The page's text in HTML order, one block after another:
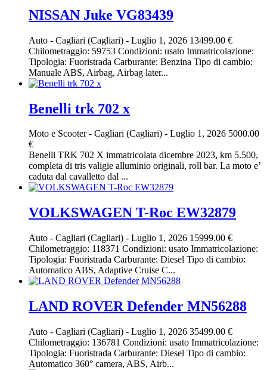
NISSAN Juke VG83439
Auto - Cagliari (Cagliari) - Luglio 1, 2026 13499.00 €
Chilometraggio: 59753 Condizioni: usato Immatricolazione:
Tipologia: Fuoristrada Carburante: Benzina Tipo di cambio:
Manuale ABS, Airbag, Airbag later...
Benelli trk 702 x
Moto e Scooter- Cagliari (Cagliari) - Luglio 1, 2026 5000.00
€
Benelli TRK 702 X immatricolata dicembre 2023, km 5.500,
completa di tris valigie alluminio originali, roll bar. La moto e’
caduta dal cavalletto dal ...
VOLKSWAGEN T-Roc EW32879
Auto - Cagliari (Cagliari) - Luglio 1, 2026 15999.00 €
Chilometraggio: 118371 Condizioni: usato Immatricolazione:
Tipologia: Fuoristrada Carburante: Diesel Tipo di cambio:
Automatico ABS, Adaptive Cruise C...
LAND ROVER Defender MN56288
Auto - Cagliari (Cagliari) - Luglio 1, 2026 35499.00 €
Chilometraggio: 136781 Condizioni: usato Immatricolazione:
Tipologia: Fuoristrada Carburante: Diesel Tipo di cambio:
Automatico 360° camera, ABS, Airb...